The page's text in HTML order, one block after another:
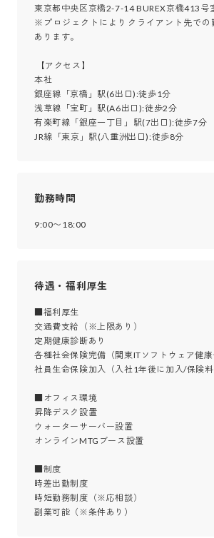
東京都中央区京橋2-7-14 BUREX京橋413号
※プロジェクトによりクライアント先での
あります。
本社
銀座線「京橋」駅(6出口):徒歩1分
浅草線「宝町」駅(A6出口):徒歩2分
有楽町線「銀座一丁目」駅(7出口):徒歩7分
JR線「東京」駅(八重洲出口):徒歩8分
勤務時間
9:00〜18:00
待遇・福利厚生
■福利厚生
交通費支給（※上限あり）
定期健康診断あり
各種社会保険完備（関東ITソフトウェア健
社員生命保険加入（入社1年後に加入/保険料
■オフィス環境
昇降デスク設置
ウォーターサーバー設置
オンラインMTGブース設置
■制度
時差出勤制度
時短勤務制度（※応相談）
副業可能（※条件あり）